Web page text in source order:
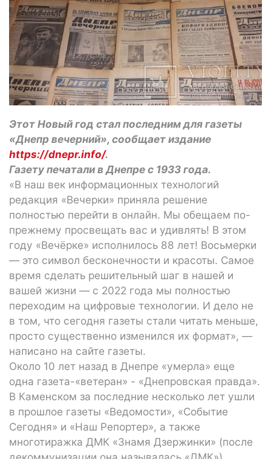
Этот Новый год стал последним для газеты
«Днепр вечерний», сообщает издание
https://dnepr.info/.
Газету печатали в Днепре с 1933 года.
«В наш век информационных технологий
редакция «Вечерки» приняла решение
полностью перейти в онлайн. Мы обещаем по-
прежнему просвещать вас и удивлять! В этом
году «Вечёрке» исполнилось 88 лет! Восьмерки
— это символ бесконечности и красоты. Самое
время сделать решительный шаг в нашей и
вашей жизни — с 2022 года мы полностью
переходим на цифровые технологии. И дело не
в том, что сегодня газеты стали читать меньше,
просто существенно изменился их формат», —
написано на сайте газеты.
Около 10 лет назад в Днепре «умерла» еще
одна газета-«ветеран» - «Днепровская правда».
В Каменском за последние несколько лет ушли
в прошлое газеты «Ведомости», «Событие
Сегодня» и «Наш Репортер», а также
многотиражка ДМК «Знамя Дзержинки» (после